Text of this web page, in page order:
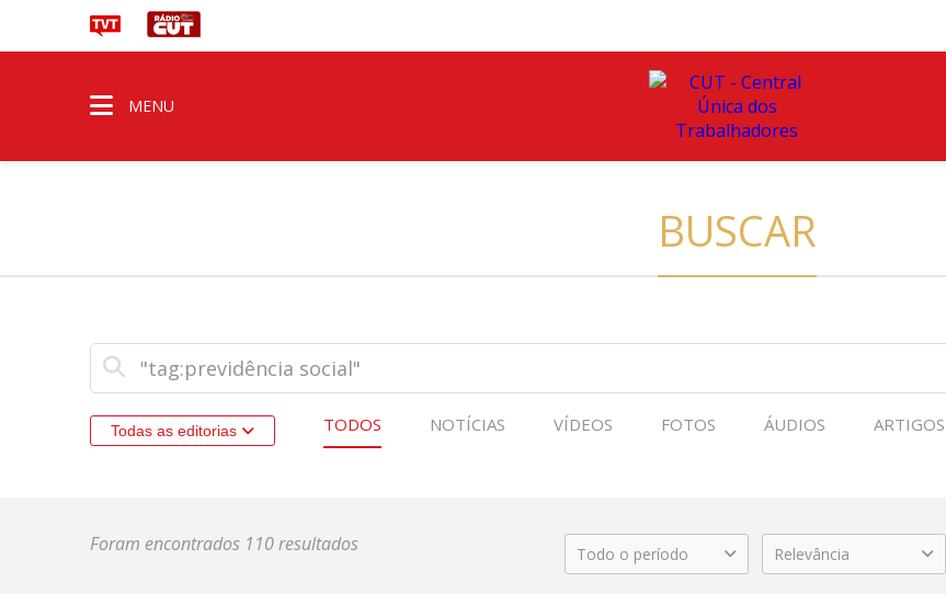
MENU
BUSCAR
Todas as editorias TODOS NOTÍCIAS VÍDEOS FOTOS ÁUDIOS ARTIGOS
Foram encontrados 110 resultados Todo o período Relevância